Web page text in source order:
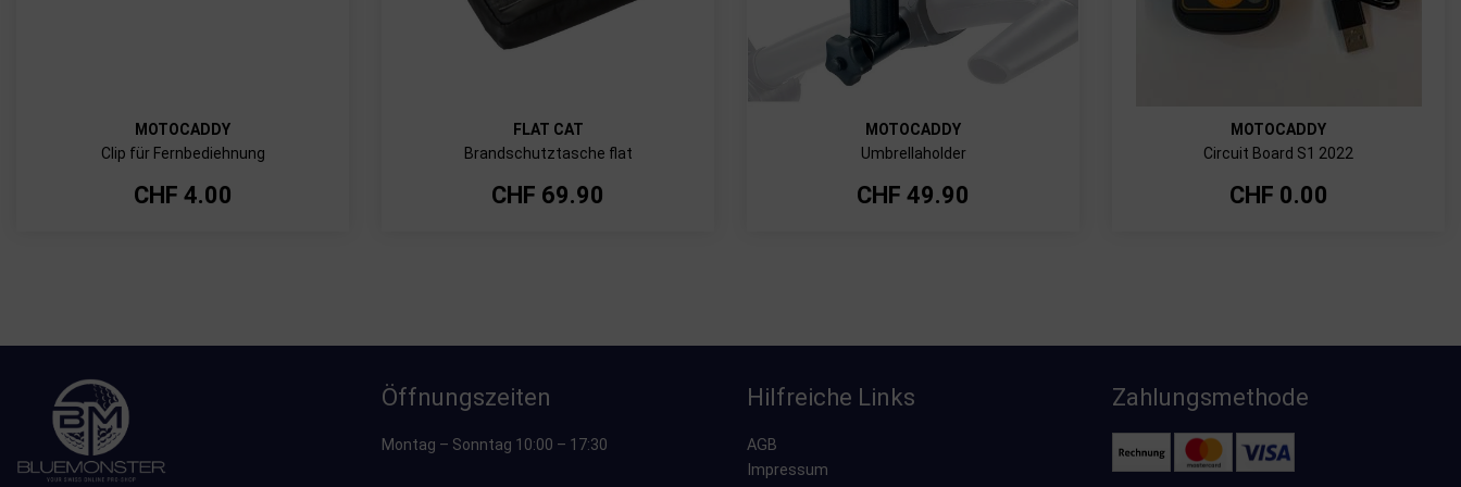
MOTOCADDY
Clip für Fernbediehnung
CHF 4.00
FLAT CAT
Brandschutztasche flat
CHF 69.90
MOTOCADDY
Umbrellaholder
CHF 49.90
MOTOCADDY
Circuit Board S1 2022
CHF 0.00
Öffnungszeiten
Montag – Sonntag 10:00 – 17:30
Hilfreiche Links
AGB
Impressum
Zahlungsmethode